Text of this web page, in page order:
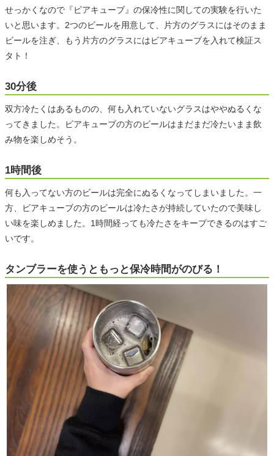
せっかくなので『ビアキューブ』の保冷性に関しての実験を行いた
いと思います。2つのビールを用意して、片方のグラスにはそのまま
ビールを注ぎ、もう片方のグラスにはビアキューブを入れて検証ス
タト！
30分後
双方冷たくはあるものの、何も入れていないグラスはややぬるくな
ってきました。ビアキューブの方のビールはまだまだ冷たいまま飲
み物を楽しめそう。
1時間後
何も入ってない方のビールは完全にぬるくなってしまいました。一
方、ビアキューブの方のビールは冷たさが持続していたので美味し
い味を楽しめました。1時間経っても冷たさをキープできるのはすご
いです。
タンブラーを使うともっと保冷時間がのびる！